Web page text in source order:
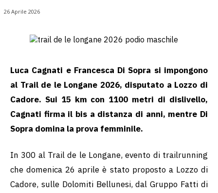
26 Aprile 2026
Luca Cagnati e Francesca Di Sopra si impongono
al Trail de le Longane 2026, disputato a Lozzo di
Cadore. Sui 15 km con 1100 metri di dislivello,
Cagnati firma il bis a distanza di anni, mentre Di
Sopra domina la prova femminile.
In 300 al Trail de le Longane, evento di trailrunning
che domenica 26 aprile è stato proposto a Lozzo di
Cadore, sulle Dolomiti Bellunesi, dal Gruppo Fatti di